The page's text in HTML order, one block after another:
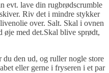
evt. lave din rugbrødscrumble
Riv det i mindre stykker
over. Salt. Skal i ovnen
øje med det.Skal blive sprødt,
du den ud, og ruller nogle store
eller gerne i fryseren i et par